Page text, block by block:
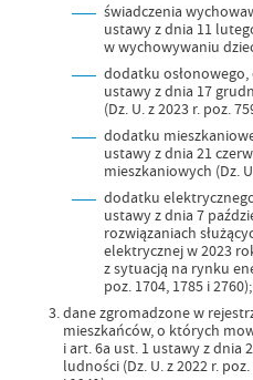
świadczenia
ustawy z dnia 11
w wychowywaniu
dodatku
ustawy z dnia 17
(Dz. U. z 2023 r. poz.
dodatku
ustawy z dnia 21
mieszkaniowych (Dz.
dodatku
ustawy z dnia 7
rozwiązaniach
elektrycznej w 2023
z sytuacją na rynku
poz. 1704, 1785 i 2760);
dane zgromadzone w
mieszkańców, o których
i art. 6a ust. 1 ustawy z dnia
ludności (Dz. U. z 2022 r.